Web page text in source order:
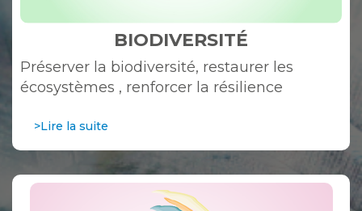
BIODIVERSITÉ
Préserver la biodiversité, restaurer les
écosystèmes , renforcer la résilience
>Lire la suite